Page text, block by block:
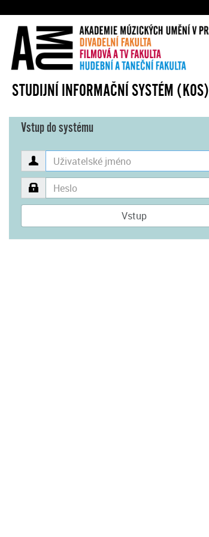
STUDIJNÍ INFORMAČNÍ SYSTÉM (KOS)
Vstup do systému